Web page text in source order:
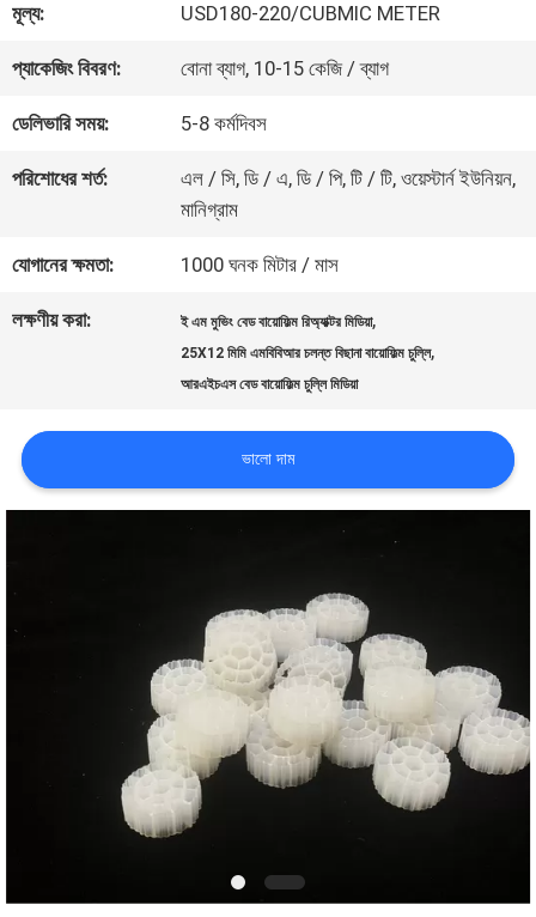
গুণমান
নিয়ন্ত্রণ
আমাদের
উদ্ধৃতি
অনুরোধ
সাইট
গোপনীয়তা
মূল্য: USD180-220/CUBMIC METER
প্যাকেজিং বিবরণ: বোনা ব্যাগ, 10-15 কেজি / ব্যাগ
ডেলিভারি সময়: 5-8 কর্মদিবস
পরিশোধের শর্ত:
এল / সি, ডি / এ, ডি / পি, টি / টি, ওয়েস্টার্ন ইউনিয়ন,
মানিগ্রাম
যোগানের ক্ষমতা: 1000 ঘনক মিটার / মাস
লক্ষণীয় করা: ই এম মুভিং বেড বায়োফিল্ম রিঅ্যাক্টর মিডিয়া,
25X12 মিমি এমবিবিআর চলন্ত বিছানা বায়োফিল্ম চুল্লি,
আরএইচএস বেড বায়োফিল্ম চুল্লি মিডিয়া
ভালো দাম